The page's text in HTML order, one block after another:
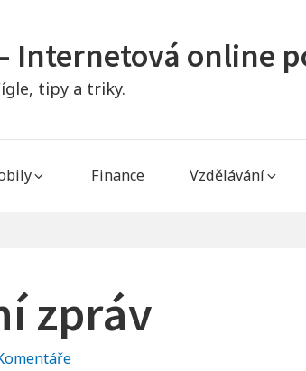
Internetová online
tipy a triky.
Finance Vzdělávání
zpráv